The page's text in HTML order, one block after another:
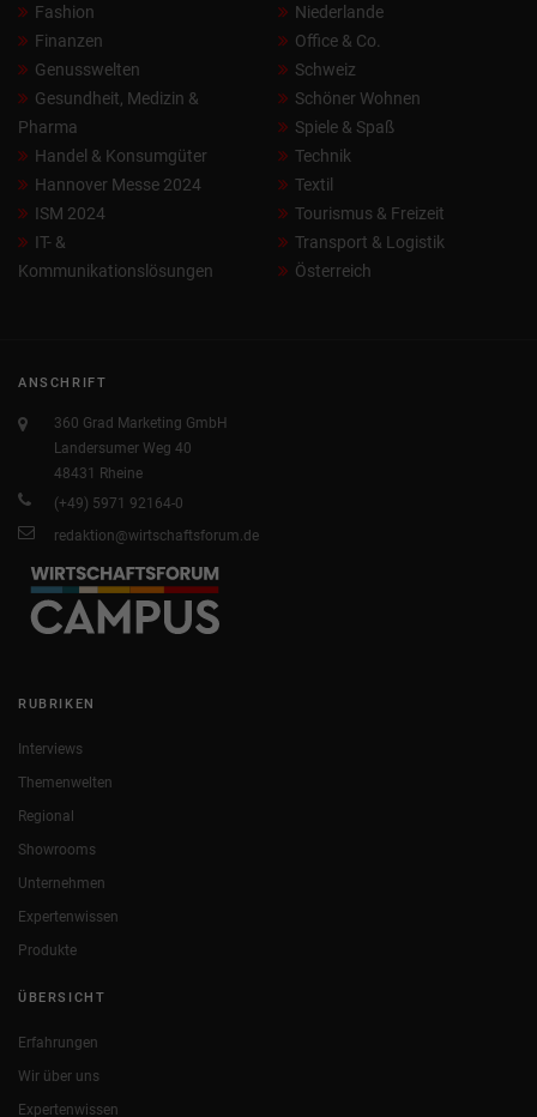
Fashion
Finanzen
Genusswelten
Gesundheit, Medizin &
Pharma
Handel & Konsumgüter
Hannover Messe 2024
ISM 2024
IT- &
Kommunikationslösungen
Niederlande
Office & Co.
Schweiz
Schöner Wohnen
Spiele & Spaß
Technik
Textil
Tourismus & Freizeit
Transport & Logistik
Österreich
ANSCHRIFT
360 Grad Marketing GmbH
Landersumer Weg 40
48431 Rheine
(+49) 5971 92164-0
redaktion@wirtschaftsforum.de
RUBRIKEN
Interviews
Themenwelten
Regional
Showrooms
Unternehmen
Expertenwissen
Produkte
ÜBERSICHT
Erfahrungen
Wir über uns
Expertenwissen